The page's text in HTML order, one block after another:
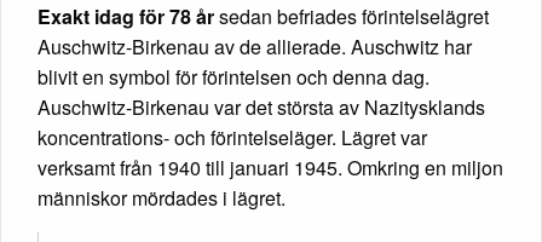
Exakt idag för 78 årsedan befriades förintelselägret
Auschwitz-Birkenau av de allierade. Auschwitz har
blivit en symbol för förintelsen och denna dag.
Auschwitz-Birkenau var det största av Nazitysklands
koncentrations- och förintelseläger. Lägret var
verksamt från 1940 till januari 1945. Omkring en miljon
människor mördades i lägret.